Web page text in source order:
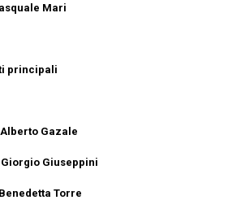
Mari
principali
Gazale
Giuseppini
Benedetta Torre